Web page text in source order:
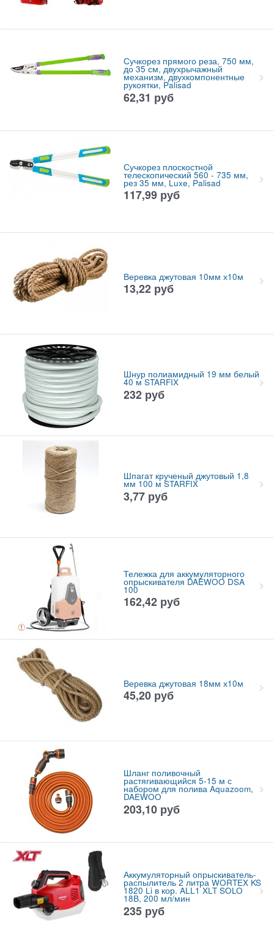
Сучкорез прямого реза, 750 мм,
до 35 см, двухрычажный
механизм, двухкомпонентные
рукоятки, Palisad
62,31 руб
Сучкорез плоскостной
телескопический 560 - 735 мм,
рез 35 мм, Luxe, Palisad
117,99 руб
Веревка джутовая 10мм х10м
13,22 руб
Шнур полиамидный 19 мм белый
40 м STARFIX
232 руб
Шпагат крученый джутовый 1,8
мм 100 м STARFIX
3,77 руб
Тележка для аккумуляторного
опрыскивателя DAEWOO DSA
100
162,42 руб
Веревка джутовая 18мм х10м
45,20 руб
Шланг поливочный
растягивающийся 5-15 м с
набором для полива Aquazoom,
DAEWOO
203,10 руб
Аккумуляторный опрыскиватель-
распылитель 2 литра WORTEX KS
1820 Li в кор. ALL1 XLT SOLO
18В, 200 мл/мин
235 руб